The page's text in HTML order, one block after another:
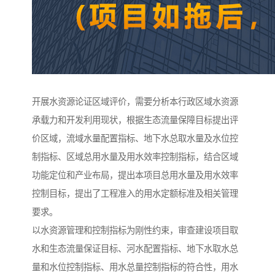
开展水资源论证区域评价，需要分析本行政区域水资源
承载力和开发利用现状，根据生态流量保障目标提出评
价区域，流域水量配置指标、地下水总取水量及水位控
制指标、区域总用水量及用水效率控制指标，结合区域
功能定位和产业布局，提出本项目总用水量及用水效率
控制目标，提出了工程准入的用水定额标准及相关管理
要求。
以水资源管理和控制指标为刚性约束，审查建设项目取
水和生态流量保证目标、河水配置指标、地下水取水总
量和水位控制指标、用水总量控制指标的符合性，用水